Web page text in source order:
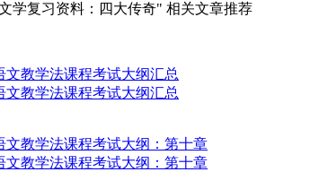
学复习资料：四大传奇" 相关文章推荐
文教学法课程考试大纲汇总
文教学法课程考试大纲汇总
文教学法课程考试大纲：第十章
文教学法课程考试大纲：第十章